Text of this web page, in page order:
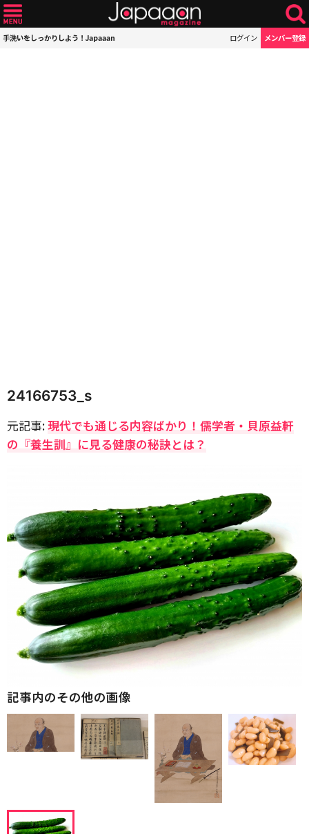
手洗いをしっかりしよう！Japaaan ログイン メンバー登録
24166753_s
元記事:現代でも通じる内容ばかり！儒学者・貝原益軒
の『養生訓』に見る健康の秘訣とは？
記事内のその他の画像